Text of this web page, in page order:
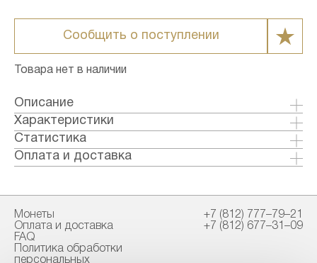
Сообщить о поступлении
Товара нет в наличии
Описание
Характеристики
Металл: Серебро
Страна: Канада
Годы выпуска: 2013
Проба: 9999
Вес общий гр.: 46.66
Вес чистый гр.: 46.66
Статистика
Статистические данные по данному товару
Оплата и доставка
Наличными в офисе
Способы доставки:
Монеты
Оплата и доставка
FAQ
Политика обработки
персональных
+7 (812) 777–79–21
+7 (812) 677–31–09